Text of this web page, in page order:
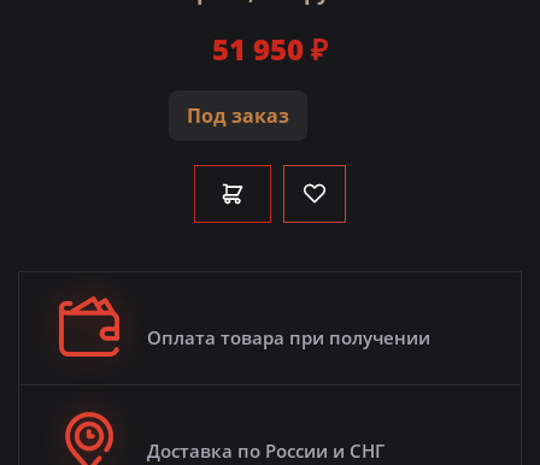
Под заказ
51 950 ₽
Оплата товара при получении
Доставка по России и СНГ